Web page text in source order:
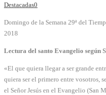
Destacadas0
Domingo de la Semana 29ª del
2018
Lectura del santo Evangelio según
«El que quiera llegar a ser grande
quiera ser el primero entre vosotros,
el Señor Jesús en el Evangelio (San